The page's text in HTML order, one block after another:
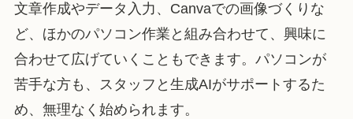
文章作成やデータ入力、Canvaでの画像づくりな
ど、ほかのパソコン作業と組み合わせて、興味に
合わせて広げていくこともできます。パソコンが
苦手な方も、スタッフと生成AIがサポートするた
め、無理なく始められます。